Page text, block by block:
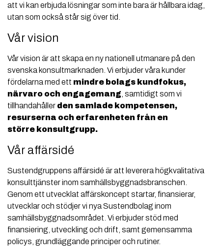
att vi kan erbjuda lösningar som inte bara är hållbara idag,
utan som också står sig över tid.
Vår vision
Vår vision är att skapa en ny nationell utmanare på den
svenska konsultmarknaden. Vi erbjuder våra kunder
fördelarna med ett mindre bolags kundfokus,
närvaro och engagemang , samtidigt som vi
tillhandahåller den samlade kompetensen,
resurserna och erfarenheten från en
större konsultgrupp.
Vår affärsidé
Sustendgruppens affärsidé är att leverera högkvalitativa
konsulttjänster inom samhällsbyggnadsbranschen.
Genom ett utvecklat affärskoncept startar, finansierar,
utvecklar och stödjer vi nya Sustendbolag inom
samhällsbyggnadsområdet. Vi erbjuder stöd med
finansiering, utveckling och drift, samt gemensamma
policys, grundläggande principer och rutiner.